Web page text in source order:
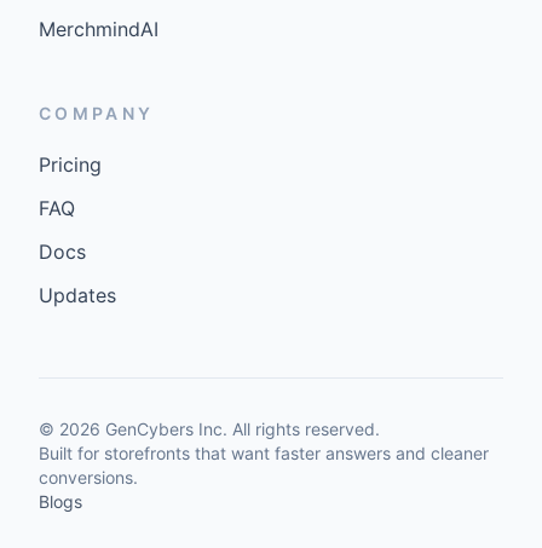
MerchmindAI
COMPANY
Pricing
FAQ
Docs
Updates
© 2026 GenCybers Inc. All rights reserved.
Built for storefronts that want faster answers and cleaner
conversions.
Blogs